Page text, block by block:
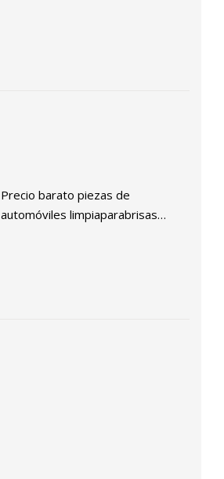
Precio barato piezas de
automóviles limpiaparabrisas